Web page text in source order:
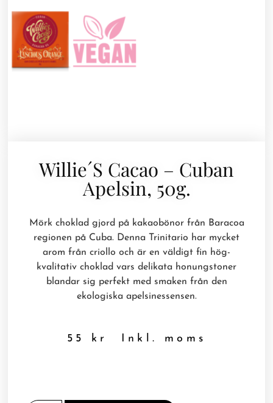
Willie´s Cacao – Cuban
Apelsin, 50g.
Mörk choklad gjord på kakaobönor från Baracoa
regionen på Cuba. Denna Trinitario har mycket
arom från criollo och är en väldigt fin hög-
kvalitativ choklad vars delikata honungstoner
blandar sig perfekt med smaken från den
ekologiska apelsinessensen.
55 kr Inkl. moms